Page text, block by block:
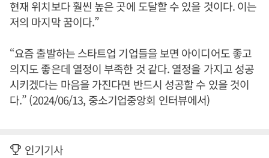
현재 위치보다 훨씬 높은 곳에 도달할 수 있을 것이다. 이는
저의 마지막 꿈이다.”
“요즘 출발하는 스타트업 기업들을 보면 아이디어도 좋고
의지도 좋은데 열정이 부족한 것 같다. 열정을 가지고 성공
시키겠다는 마음을 가진다면 반드시 성공할 수 있을 것이
다.” (2024/06/13, 중소기업중앙회 인터뷰에서)
인기기사